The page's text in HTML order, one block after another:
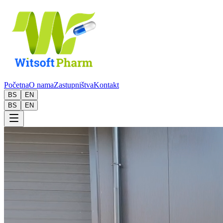
PočetnaO namaZastupništvaKontakt
BS
EN
BS
EN